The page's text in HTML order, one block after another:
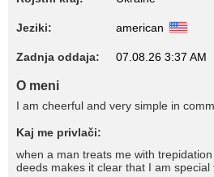
Jeziki: american
Zadnja oddaja: 07.08.26 3:37 AM
O meni
I am cheerful and very simple in
Kaj me privlači:
when a man treats me with
deeds makes it clear that I am special